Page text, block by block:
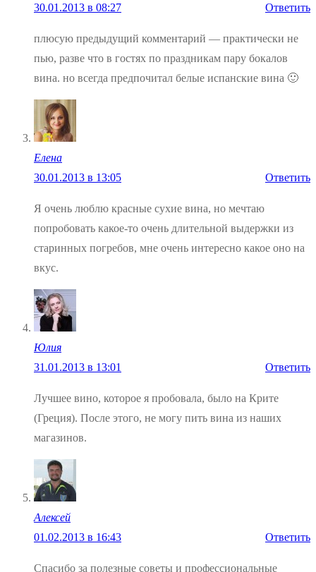
30.01.2013 в 08:27 Ответить
плюсую предыдущий комментарий — практически не
пью, разве что в гостях по праздникам пару бокалов
вина. но всегда предпочитал белые испанские вина 🙂
Елена
30.01.2013 в 13:05
Ответить
Я очень люблю красные сухие вина, но мечтаю
попробовать какое-то очень длительной выдержки из
старинных погребов, мне очень интересно какое оно на
вкус.
Юлия
31.01.2013 в 13:01
Ответить
Лучшее вино, которое я пробовала, было на Крите
(Греция). После этого, не могу пить вина из наших
магазинов.
Алексей
01.02.2013 в 16:43
Ответить
Спасибо за полезные советы и профессиональные